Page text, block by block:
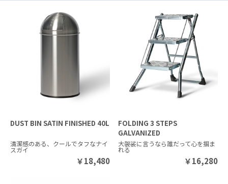
DUST BIN SATIN FINISHED 40L
清潔感のある、クールでタフなナイ
スガイ
￥18,480
FOLDING 3 STEPS
GALVANIZED
大袈裟に言うなら誰だって心を掴ま
れる
￥16,280